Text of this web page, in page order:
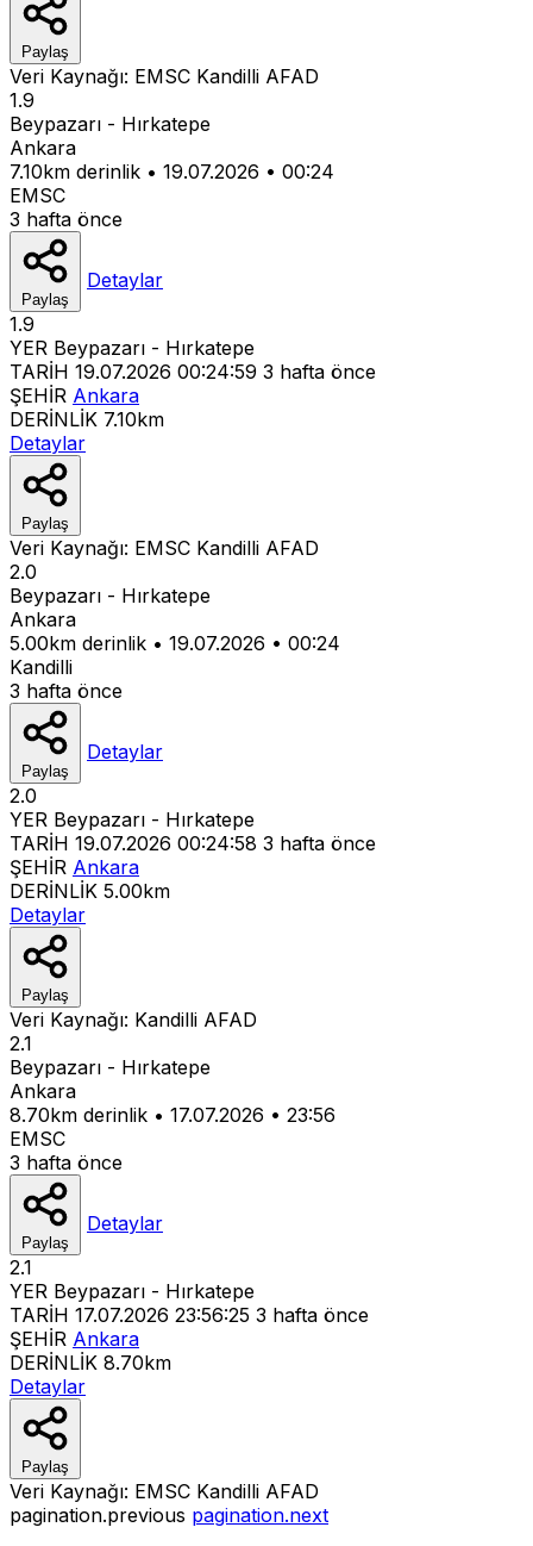
Paylaş
Veri Kaynağı: EMSC Kandilli AFAD
1.9
Beypazarı - Hırkatepe
Ankara
7.10km derinlik • 19.07.2026 • 00:24
EMSC
3 hafta önce
Paylaş
Detaylar
1.9
YER Beypazarı - Hırkatepe
TARİH 19.07.2026 00:24:59 3 hafta önce
ŞEHİR Ankara
DERİNLİK 7.10km
Detaylar
Paylaş
Veri Kaynağı: EMSC Kandilli AFAD
2.0
Beypazarı - Hırkatepe
Ankara
5.00km derinlik • 19.07.2026 • 00:24
Kandilli
3 hafta önce
Paylaş
Detaylar
2.0
YER Beypazarı - Hırkatepe
TARİH 19.07.2026 00:24:58 3 hafta önce
ŞEHİR Ankara
DERİNLİK 5.00km
Detaylar
Paylaş
Veri Kaynağı: Kandilli AFAD
2.1
Beypazarı - Hırkatepe
Ankara
8.70km derinlik • 17.07.2026 • 23:56
EMSC
3 hafta önce
Paylaş
Detaylar
2.1
YER Beypazarı - Hırkatepe
TARİH 17.07.2026 23:56:25 3 hafta önce
ŞEHİR Ankara
DERİNLİK 8.70km
Detaylar
Paylaş
Veri Kaynağı: EMSC Kandilli AFAD
pagination.previous pagination.next